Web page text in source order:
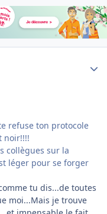
refuse ton protocole
noir!!!!
collègues sur la
léger pour se forger
tu dis...de toutes
moi...Mais je trouve